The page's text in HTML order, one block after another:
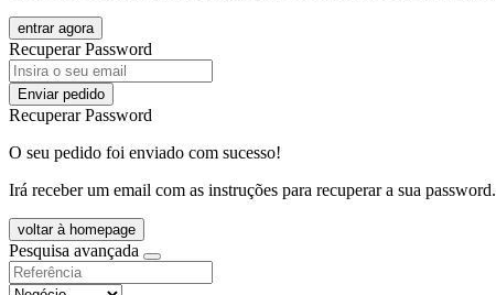
entrar agora
Recuperar Password
Enviar pedido
Recuperar Password
O seu pedido foi enviado com sucesso!
Irá receber um email com as instruções para recuperar a sua password.
voltar à homepage
Pesquisa avançada